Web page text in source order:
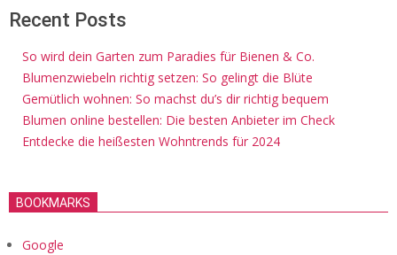
Recent Posts
So wird dein Garten zum Paradies für Bienen & Co.
Blumenzwiebeln richtig setzen: So gelingt die Blüte
Gemütlich wohnen: So machst du’s dir richtig bequem
Blumen online bestellen: Die besten Anbieter im Check
Entdecke die heißesten Wohntrends für 2024
BOOKMARKS
Google